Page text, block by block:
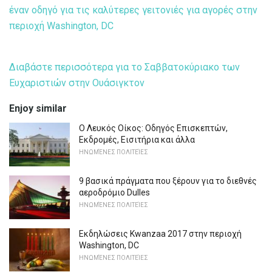
έναν οδηγό για τις καλύτερες γειτονιές για αγορές στην
περιοχή Washington, DC
Διαβάστε περισσότερα για το Σαββατοκύριακο των
Ευχαριστιών στην Ουάσιγκτον
Enjoy similar
Ο Λευκός Οίκος: Οδηγός Επισκεπτών,
Εκδρομές, Εισιτήρια και άλλα
ΗΝΩΜΈΝΕΣ ΠΟΛΙΤΕΊΕΣ
9 βασικά πράγματα που ξέρουν για το διεθνές
αεροδρόμιο Dulles
ΗΝΩΜΈΝΕΣ ΠΟΛΙΤΕΊΕΣ
Εκδηλώσεις Kwanzaa 2017 στην περιοχή
Washington, DC
ΗΝΩΜΈΝΕΣ ΠΟΛΙΤΕΊΕΣ